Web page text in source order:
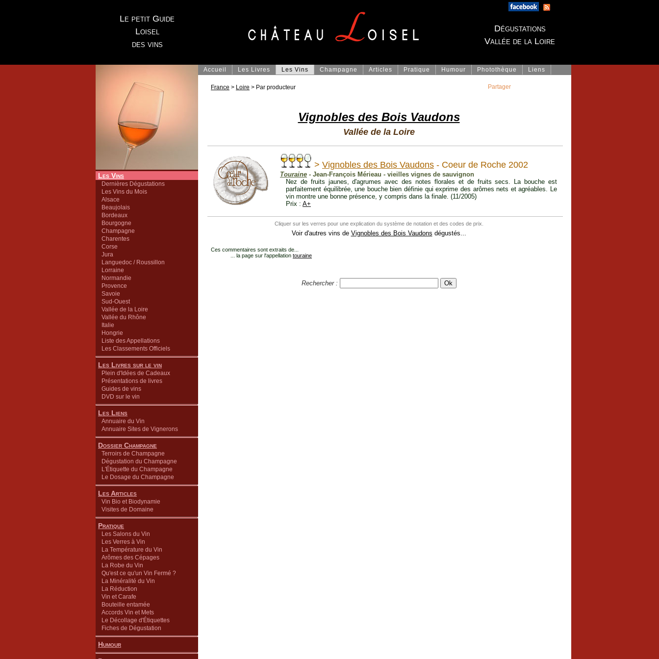
Le petit Guide
Loisel
des vins
Dégustations
Vallée de la Loire
Les Vins
Dernières Dégustations
Les Vins du Mois
Alsace
Beaujolais
Bordeaux
Bourgogne
Champagne
Charentes
Corse
Jura
Languedoc / Roussillon
Lorraine
Normandie
Provence
Savoie
Sud-Ouest
Vallée de la Loire
Vallée du Rhône
Italie
Hongrie
Liste des Appellations
Les Classements Officiels
Les Livres sur le vin
Plein d'Idées de Cadeaux
Présentations de livres
Guides de vins
DVD sur le vin
Les Liens
Annuaire du Vin
Annuaire Sites de Vignerons
Dossier Champagne
Terroirs de Champagne
Dégustation du Champagne
L'Étiquette du Champagne
Le Dosage du Champagne
Les Articles
Vin Bio et Biodynamie
Visites de Domaine
Pratique
Les Salons du Vin
Les Verres à Vin
La Température du Vin
Arômes des Cépages
La Robe du Vin
Qu'est ce qu'un Vin Fermé ?
La Minéralité du Vin
La Réduction
Vin et Carafe
Bouteille entamée
Accords Vin et Mets
Le Décollage d'Étiquettes
Fiches de Dégustation
Humour
Accueil Les Livres Les Vins Champagne Articles Pratique Humour Photothèque Liens
France > Loire > Par producteur
Vignobles des Bois Vaudons
Vallée de la Loire
> Vignobles des Bois Vaudons - Coeur de Roche 2002
Touraine - Jean-François Mérieau - vieilles vignes de sauvignon
Nez de fruits jaunes, d'agrumes avec des notes florales et de fruits secs. La bouche est
parfaitement équilibrée, une bouche bien définie qui exprime des arômes nets et agréables. Le
vin montre une bonne présence, y compris dans la finale. (11/2005)
Prix : A+
Cliquer sur les verres pour une explication du système de notation et des codes de prix.
Voir d'autres vins de Vignobles des Bois Vaudons dégustés...
Ces commentaires sont extraits de...
... la page sur l'appellation touraine
Rechercher :
Partager